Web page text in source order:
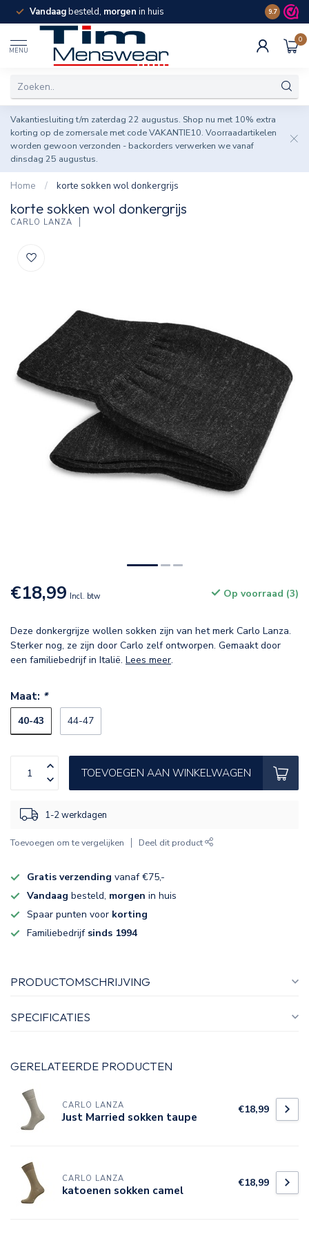
Vandaagbesteld, morgen in huis Spaar
9.7
MENU
0
Vakantiesluiting t/m zaterdag 22 augustus. Shop nu met 10% extra
korting op de zomersale met code VAKANTIE10. Voorraadartikelen
worden gewoon verzonden - backorders verwerken we vanaf
dinsdag 25 augustus.
Home / korte sokken wol donkergrijs
korte sokken wol donkergrijs
CARLO LANZA
€18,99 Incl. btw Op voorraad (3)
Deze donkergrijze wollen sokken zijn van het merk Carlo Lanza.
Sterker nog, ze zijn door Carlo zelf ontworpen. Gemaakt door
een familiebedrijf in Italië. Lees meer.
Maat: *
40-43 44-47
TOEVOEGEN AAN WINKELWAGEN
1-2 werkdagen
Toevoegen om te vergelijken Deel dit product
Gratis verzending vanaf €75,-
Vandaag besteld, morgen in huis
Spaar punten voor korting
Familiebedrijf sinds 1994
PRODUCTOMSCHRIJVING
SPECIFICATIES
GERELATEERDE PRODUCTEN
CARLO LANZA
Just Married sokken taupe €18,99
CARLO LANZA
katoenen sokken camel €18,99